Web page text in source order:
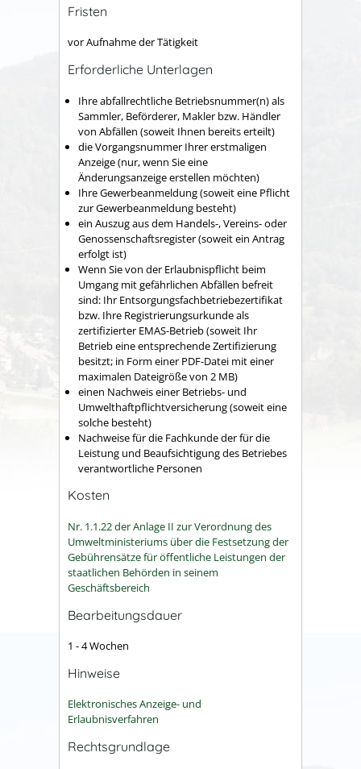
Fristen
vor Aufnahme der Tätigkeit
Erforderliche Unterlagen
Ihre abfallrechtliche Betriebsnummer(n) als
Sammler, Beförderer, Makler bzw. Händler
von Abfällen (soweit Ihnen bereits erteilt)
die Vorgangsnummer Ihrer erstmaligen
Anzeige (nur, wenn Sie eine
Änderungsanzeige erstellen möchten)
Ihre Gewerbeanmeldung (soweit eine Pflicht
zur Gewerbeanmeldung besteht)
ein Auszug aus dem Handels-, Vereins- oder
Genossenschaftsregister (soweit ein Antrag
erfolgt ist)
Wenn Sie von der Erlaubnispflicht beim
Umgang mit gefährlichen Abfällen befreit
sind: Ihr Entsorgungsfachbetriebezertifikat
bzw. Ihre Registrierungsurkunde als
zertifizierter EMAS-Betrieb (soweit Ihr
Betrieb eine entsprechende Zertifizierung
besitzt; in Form einer PDF-Datei mit einer
maximalen Dateigröße von 2 MB)
einen Nachweis einer Betriebs- und
Umwelthaftpflichtversicherung (soweit eine
solche besteht)
Nachweise für die Fachkunde der für die
Leistung und Beaufsichtigung des Betriebes
verantwortliche Personen
Kosten
Nr. 1.1.22 der Anlage II zur Verordnung des
Umweltministeriums über die Festsetzung der
Gebührensätze für öffentliche Leistungen der
staatlichen Behörden in seinem
Geschäftsbereich
Bearbeitungsdauer
1 - 4 Wochen
Hinweise
Elektronisches Anzeige- und
Erlaubnisverfahren
Rechtsgrundlage